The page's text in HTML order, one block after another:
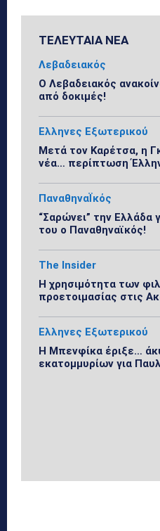
ΤΕΛΕΥΤΑΙΑ ΝΕΑ
Λεβαδειακός
Ο Λεβαδειακός
από δοκιμές!
Ελληνες Εξωτερικού
Μετά τον Καρέτσα, η
νέα… περίπτωση
ΠαναθηναΪκός
“Σαρώνει” την Ελλάδα
του ο Παναθηναϊκός!
The Insider
Η χρησιμότητα των
προετοιμασίας στις
Ελληνες Εξωτερικού
Η Μπενφίκα έριξε…
εκατομμυρίων για